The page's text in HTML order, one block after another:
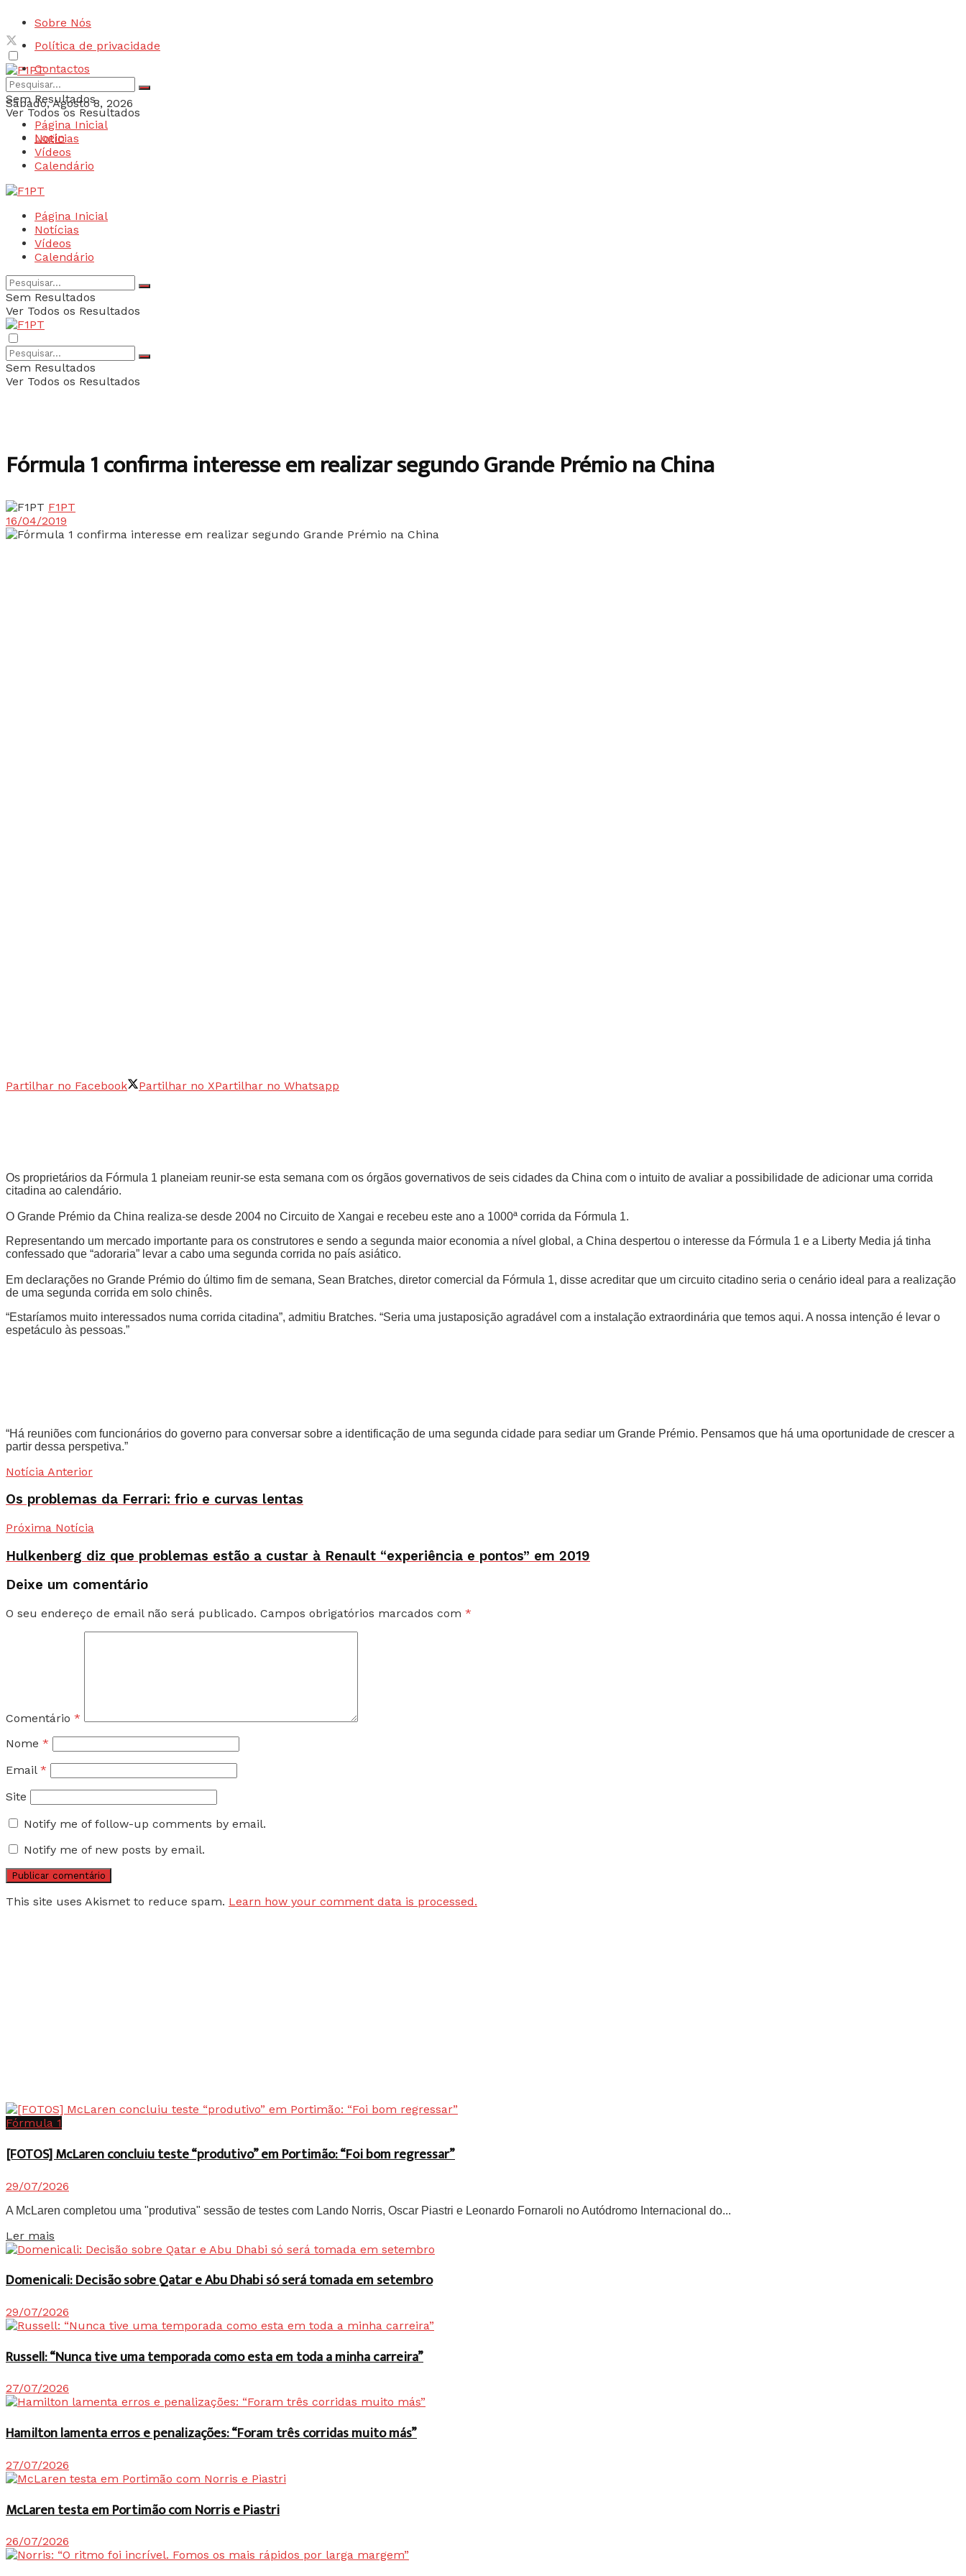
Sobre Nós
Política de privacidade
Contactos
Sábado, Agosto 8, 2026
Login
Sem Resultados
Ver Todos os Resultados
Página Inicial
Notícias
Vídeos
Calendário
Página Inicial
Notícias
Vídeos
Calendário
Sem Resultados
Ver Todos os Resultados
Sem Resultados
Ver Todos os Resultados
Fórmula 1 confirma interesse em realizar segundo Grande Prémio na China
F1PT
16/04/2019
Partilhar no Facebook Partilhar no XPartilhar no Whatsapp
Os proprietários da Fórmula 1 planeiam reunir-se esta semana com os órgãos governativos de seis cidades da China com o intuito de avaliar a possibilidade de adicionar uma corrida
citadina ao calendário.
O Grande Prémio da China realiza-se desde 2004 no Circuito de Xangai e recebeu este ano a 1000ª corrida da Fórmula 1.
Representando um mercado importante para os construtores e sendo a segunda maior economia a nível global, a China despertou o interesse da Fórmula 1 e a Liberty Media já tinha
confessado que “adoraria” levar a cabo uma segunda corrida no país asiático.
Em declarações no Grande Prémio do último fim de semana, Sean Bratches, diretor comercial da Fórmula 1, disse acreditar que um circuito citadino seria o cenário ideal para a realização
de uma segunda corrida em solo chinês.
“Estaríamos muito interessados numa corrida citadina”, admitiu Bratches. “Seria uma justaposição agradável com a instalação extraordinária que temos aqui. A nossa intenção é levar o
espetáculo às pessoas.”
“Há reuniões com funcionários do governo para conversar sobre a identificação de uma segunda cidade para sediar um Grande Prémio. Pensamos que há uma oportunidade de crescer a
partir dessa perspetiva.”
Notícia Anterior
Os problemas da Ferrari: frio e curvas lentas
Próxima Notícia
Hulkenberg diz que problemas estão a custar à Renault “experiência e pontos” em 2019
Deixe um comentário
O seu endereço de email não será publicado. Campos obrigatórios marcados com *
Comentário *
Nome *
Email *
Site
Notify me of follow-up comments by email.
Notify me of new posts by email.
This site uses Akismet to reduce spam. Learn how your comment data is processed.
Fórmula 1
[FOTOS] McLaren concluiu teste “produtivo” em Portimão: “Foi bom regressar”
29/07/2026
A McLaren completou uma "produtiva" sessão de testes com Lando Norris, Oscar Piastri e Leonardo Fornaroli no Autódromo Internacional do...
Ler mais
Domenicali: Decisão sobre Qatar e Abu Dhabi só será tomada em setembro
29/07/2026
Russell: “Nunca tive uma temporada como esta em toda a minha carreira”
27/07/2026
Hamilton lamenta erros e penalizações: “Foram três corridas muito más”
27/07/2026
McLaren testa em Portimão com Norris e Piastri
26/07/2026